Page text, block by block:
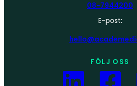
08-7944200
E-post:
FÖLJ OSS